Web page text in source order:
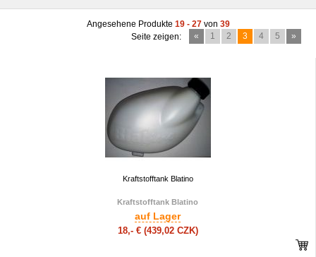
Angesehene Produkte 19 - 27von 39
Seite zeigen:
« 1 2 3 4 5 »
Kraftstofftank Blatino
Kraftstofftank Blatino
auf Lager
18,- € (439,02 CZK)